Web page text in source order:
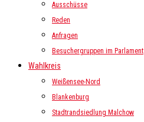
Ausschüsse
Reden
Anfragen
Besuchergruppen im Parlament
Wahlkreis
Weißensee-Nord
Blankenburg
Stadtrandsiedlung Malchow